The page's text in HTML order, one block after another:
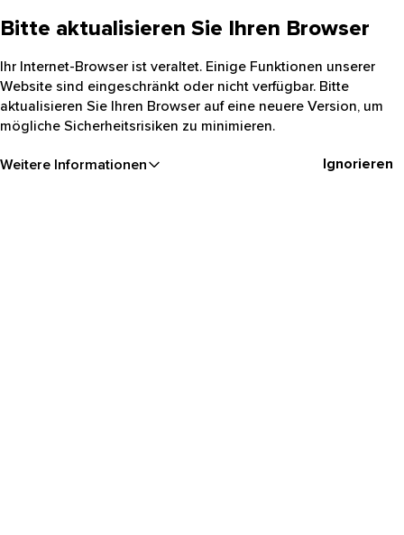
Bitte aktualisieren Sie Ihren Browser
Ihr Internet-Browser ist veraltet. Einige Funktionen unserer
Website sind eingeschränkt oder nicht verfügbar. Bitte
aktualisieren Sie Ihren Browser auf eine neuere Version, um
mögliche Sicherheitsrisiken zu minimieren.
Weitere Informationen Ignorieren